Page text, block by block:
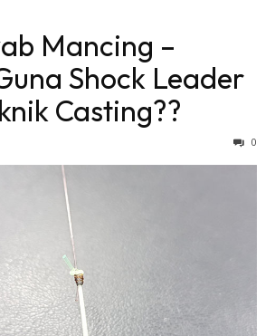
Mancing –
Shock Leader
Casting??
0